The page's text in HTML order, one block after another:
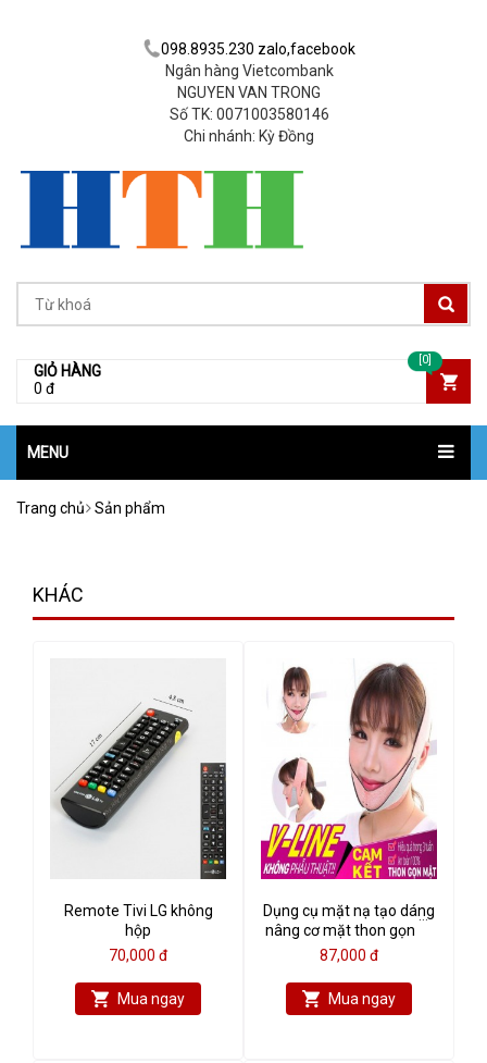
098.8935.230 zalo,facebook
Ngân hàng Vietcombank
NGUYEN VAN TRONG
Số TK: 0071003580146
Chi nhánh: Kỳ Đồng
GIỎ HÀNG
0 đ
[0]
MENU
Trang chủ Sản phẩm
KHÁC
Remote Tivi LG không
hộp
70,000 đ
Mua ngay
Dụng cụ mặt nạ tạo dáng
nâng cơ mặt thon gọn V-
Line (màu tím nhạt)
87,000 đ
Mua ngay